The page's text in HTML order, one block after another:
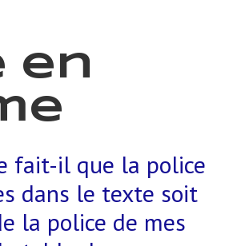
en
fait-il que la police
dans le texte soit
la police de mes